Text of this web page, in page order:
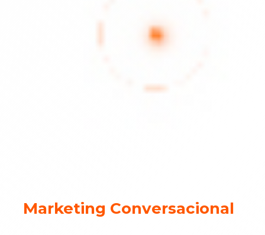
Marketing Conversacional